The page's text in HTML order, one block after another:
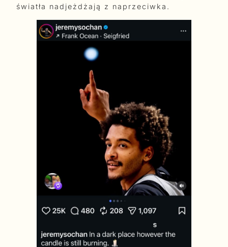
światła nadjeżdżają z naprzeciwka.